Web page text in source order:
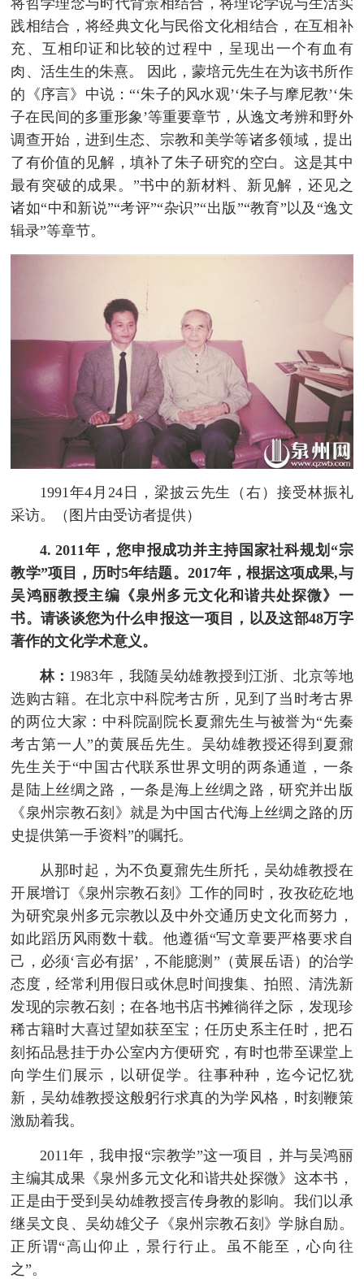
践相结合，将经典文化与民俗文化相结合，在互相补
充、互相印证和比较的过程中，呈现出一个有血有
肉、活生生的朱熹。 因此，蒙培元先生在为该书所作
的《序言》中说：“‘朱子的风水观’‘朱子与摩尼教’‘朱
子在民间的多重形象’等重要章节，从逸文考辨和野外
调查开始，进到生态、宗教和美学等诸多领域，提出
了有价值的见解，填补了朱子研究的空白。这是其中
最有突破的成果。”书中的新材料、新见解，还见之
诸如“中和新说”“考评”“杂识”“出版”“教育”以及“逸文
辑录”等章节。
1991年4月24日，梁披云先生（右）接受林振礼
采访。（图片由受访者提供）
4. 2011年，您申报成功并主持国家社科规划“宗
教学”项目，历时5年结题。2017年，根据这项成果,与
吴鸿丽教授主编《泉州多元文化和谐共处探微》一
书。请谈谈您为什么申报这一项目，以及这部48万字
著作的文化学术意义。
林： 1983年，我随吴幼雄教授到江浙、北京等地
选购古籍。在北京中科院考古所，见到了当时考古界
的两位大家：中科院副院长夏鼐先生与被誉为“先秦
考古第一人”的黄展岳先生。吴幼雄教授还得到夏鼐
先生关于“中国古代联系世界文明的两条通道，一条
是陆上丝绸之路，一条是海上丝绸之路，研究并出版
《泉州宗教石刻》就是为中国古代海上丝绸之路的历
史提供第一手资料”的嘱托。
从那时起，为不负夏鼐先生所托，吴幼雄教授在
开展增订《泉州宗教石刻》工作的同时，孜孜矻矻地
为研究泉州多元宗教以及中外交通历史文化而努力，
如此蹈历风雨数十载。他遵循“写文章要严格要求自
己，必须‘言必有据’，不能臆测”（黄展岳语）的治学
态度，经常利用假日或休息时间搜集、拍照、清洗新
发现的宗教石刻；在各地书店书摊徜徉之际，发现珍
稀古籍时大喜过望如获至宝；任历史系主任时，把石
刻拓品悬挂于办公室内方便研究，有时也带至课堂上
向学生们展示，以研促学。往事种种，迄今记忆犹
新，吴幼雄教授这般躬行求真的为学风格，时刻鞭策
激励着我。
2011年，我申报“宗教学”这一项目，并与吴鸿丽
主编其成果《泉州多元文化和谐共处探微》这本书，
正是由于受到吴幼雄教授言传身教的影响。我们以承
继吴文良、吴幼雄父子《泉州宗教石刻》学脉自励。
正所谓“高山仰止，景行行止。虽不能至，心向往
之”。